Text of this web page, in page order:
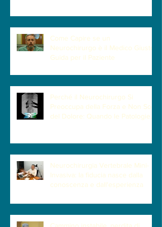
Come Capire se un
Neurochirurgo è il Medico Giusto |
Guida per il Paziente
Perché il Neurochirurgo Si
Preoccupa della Forza e Non Solo
del Dolore: Quando le Patologie
Neurochirurgia Vertebrale Mini-
Invasiva: la fiducia nasce dalla
conoscenza e dall'esperienza
Cammino instabile, perdita di